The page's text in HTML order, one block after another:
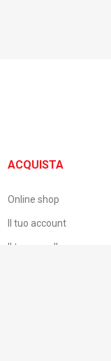
ACQUISTA
Online shop
Il tuo account
Il tuo carrello